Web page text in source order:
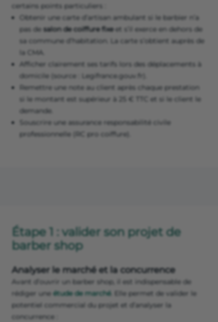
certains points particuliers :
Obtenir une carte d’artisan ambulant si le barbier n’a
pas de salon de coiffure fixeet s’il exerce en dehors de
sa commune d’habitation. La carte s’obtient auprès de
la CMA.
Afficher clairement ses tarifs lors des déplacements à
domicile (source : Legifrance.gouv.fr).
Remettre une note au client après chaque prestation
si le montant est supérieur à 25 € TTC et si le client le
demande.
Souscrire une assurance responsabilité civile
professionnelle (RC pro coiffure).
Étape 1 : valider son projet de
barber shop
Analyser le marché et la concurrence
Avant d’ouvrir un barber shop, il est indispensable de
rédiger une étude de marché. Elle permet de valider le
potentiel commercial du projet et d’analyser la
concurrence :